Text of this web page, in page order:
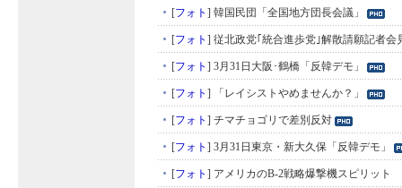
[フォト ] 韓国民団「全国地方団長会議」
[フォト ] 従北政党｢統合進歩党｣解散請願記者会
[フォト ] 3月31日大阪･鶴橋「反韓デモ」
[フォト ] 「レイシストやめませんか？」
[フォト ] チマチョゴリで差別反対
[フォト ] 3月31日東京・新大久保「反韓デモ」
[フォト ] アメリカのB-2戦略爆撃機スピリット